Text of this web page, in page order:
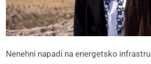
Nenehni napadi na energetsko